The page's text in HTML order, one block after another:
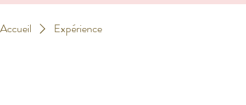
Accueil Expérience